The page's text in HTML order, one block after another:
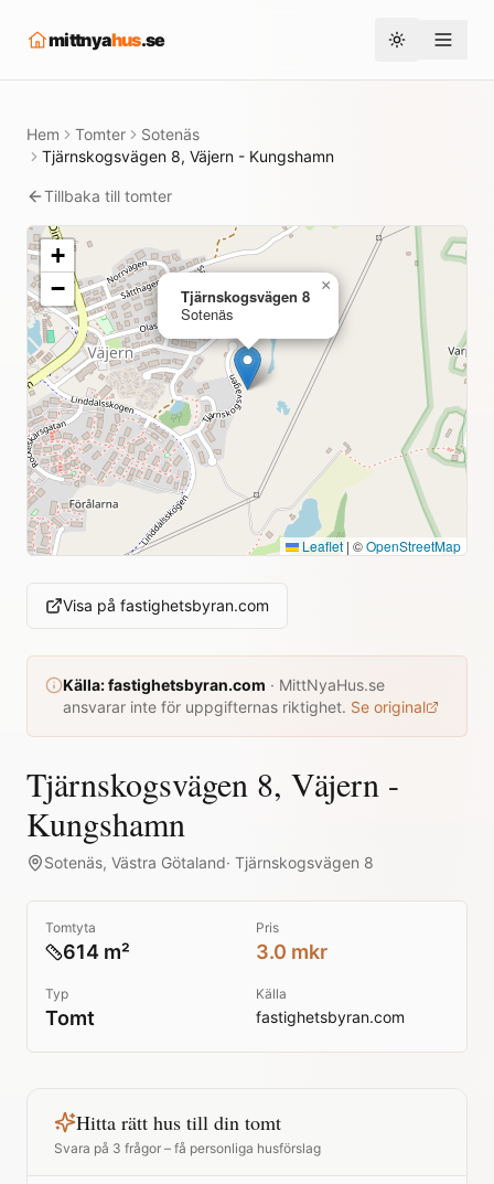
mittnyahus.se Toggle theme
Hem Tomter
Sotenäs
Tjärnskogsvägen 8, Väjern - Kungshamn
Tillbaka till tomter
Tjärnskogsvägen 8
Sotenäs
×
+
−
Leaflet | ©OpenStreetMap
Visa på fastighetsbyran.com
Källa:fastighetsbyran.com · MittNyaHus.se
ansvarar inte för uppgifternas riktighet. Se original
Tjärnskogsvägen 8, Väjern -
Kungshamn
Sotenäs, Västra Götaland· Tjärnskogsvägen 8
Tomtyta
614 m²
Pris
3.0 mkr
Typ
Tomt
Källa
fastighetsbyran.com
Hitta rätt hus till din tomt
Svara på 3 frågor – få personliga husförslag